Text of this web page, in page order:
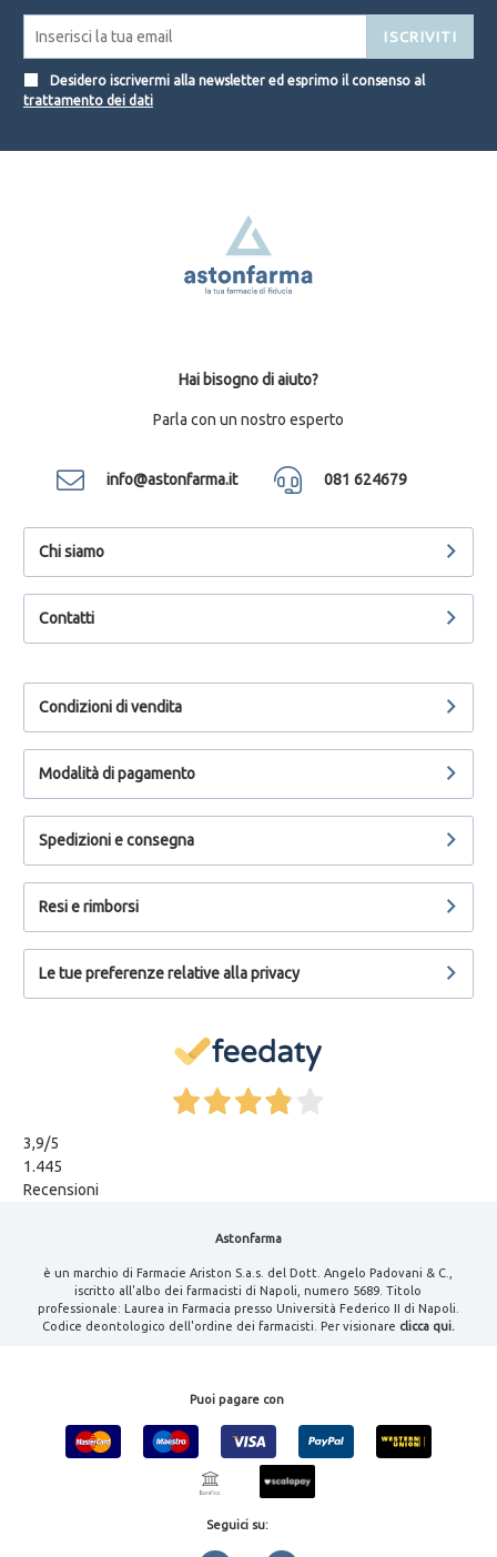
ISCRIVITI
Desidero iscrivermi alla newsletter ed esprimo il consenso al
trattamento dei dati
Hai bisogno di aiuto?
Parla con un nostro esperto
info@astonfarma.it 081 624679
Chi siamo
Contatti
Condizioni di vendita
Modalità di pagamento
Spedizioni e consegna
Resi e rimborsi
Le tue preferenze relative alla privacy
3,9/5
1.445
Recensioni
Astonfarma
è un marchio di Farmacie Ariston S.a.s. del Dott. Angelo Padovani & C.,
iscritto all'albo dei farmacisti di Napoli, numero 5689. Titolo
professionale: Laurea in Farmacia presso Università Federico II di Napoli.
Codice deontologico dell'ordine dei farmacisti. Per visionare clicca qui.
Puoi pagare con
Seguici su: